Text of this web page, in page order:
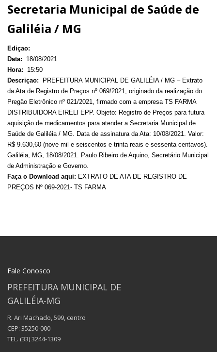
Secretaria Municipal de Saúde de
Galiléia / MG
Ediçao:
Data:
18/08/2021
Hora:
15:50
Descriçao:
PREFEITURA MUNICIPAL DE GALILÉIA / MG – Extrato
da Ata de Registro de Preços nº 069/2021, originado da realização do
Pregão Eletrônico nº 021/2021, firmado com a empresa TS FARMA
DISTRIBUIDORA EIRELI EPP. Objeto: Registro de Preços para futura
aquisição de medicamentos para atender a Secretaria Municipal de
Saúde de Galiléia / MG. Data de assinatura da Ata: 10/08/2021. Valor:
R$ 9.630,60 (nove mil e seiscentos e trinta reais e sessenta centavos).
Galiléia, MG, 18/08/2021. Paulo Ribeiro de Aquino, Secretário Municipal
de Administração e Governo.
Faça o Download aqui: EXTRATO DE ATA DE REGISTRO DE
PREÇOS Nº 069-2021- TS FARMA
Fale Conosco
PREFEITURA MUNICIPAL DE
GALILÉIA-MG
R. Ari Machado, 599, centro
CEP: 35250-000
TEL. (33) 3244-1309